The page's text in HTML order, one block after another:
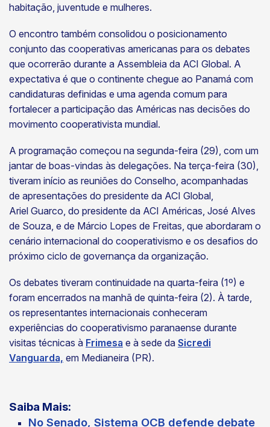
habitação, juventude e mulheres.
O encontro também consolidou o posicionamento
conjunto das cooperativas americanas para os debates
que ocorrerão durante a Assembleia da ACI Global. A
expectativa é que o continente chegue ao Panamá com
candidaturas definidas e uma agenda comum para
fortalecer a participação das Américas nas decisões do
movimento cooperativista mundial.
A programação começou na segunda-feira (29), com um
jantar de boas-vindas às delegações. Na terça-feira (30),
tiveram início as reuniões do Conselho, acompanhadas
de apresentações do presidente da ACI Global,
Ariel Guarco, do presidente da ACI Américas, José Alves
de Souza, e de Márcio Lopes de Freitas, que abordaram o
cenário internacional do cooperativismo e os desafios do
próximo ciclo de governança da organização.
Os debates tiveram continuidade na quarta-feira (1º) e
foram encerrados na manhã de quinta-feira (2). À tarde,
os representantes internacionais conheceram
experiências do cooperativismo paranaense durante
visitas técnicas à Frimesa e à sede da Sicredi
Vanguarda, em Medianeira (PR).
Saiba Mais:
No Senado, Sistema OCB defende debate